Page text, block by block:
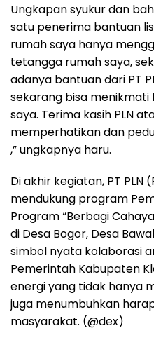
Ungkapan syukur dan
satu penerima bantuan
rumah saya hanya
tetangga rumah saya,
adanya bantuan dari PT
sekarang bisa menikmati
saya. Terima kasih PLN
memperhatikan dan
,” ungkapnya haru.
Di akhir kegiatan, PT
mendukung program
Program “Berbagi
di Desa Bogor, Desa
simbol nyata kolaborasi
Pemerintah Kabupaten
energi yang tidak hanya
juga menumbuhkan
masyarakat. (@dex)